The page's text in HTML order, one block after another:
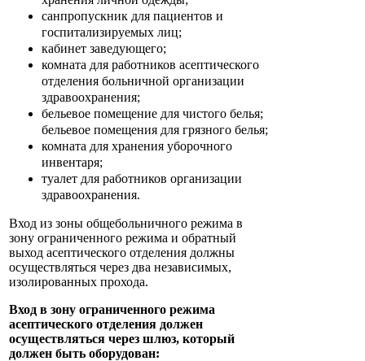
санпропускник для пациентов и
госпитализируемых лиц;
кабинет заведующего;
комната для работников асептического
отделения больничной организации
здравоохранения;
бельевое помещение для чистого белья;
бельевое помещения для грязного белья;
комната для хранения уборочного
инвентаря;
туалет для работников организации
здравоохранения.
Вход из зоны общебольничного режима в
зону ограниченного режима и обратный
выход асептического отделения должны
осуществляться через два независимых,
изолированных прохода.
Вход в зону ограниченного режима
асептического отделения должен
осуществляться через шлюз, который
должен быть оборудован: